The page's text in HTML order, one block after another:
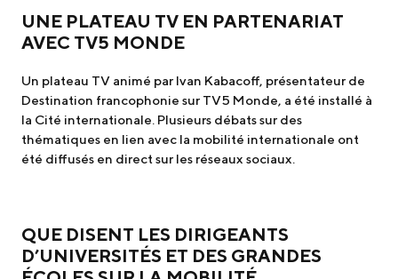
UNE PLATEAU TV EN PARTENARIAT
AVEC TV5 MONDE
Un plateau TV animé par Ivan Kabacoff, présentateur de
Destination francophonie sur TV5 Monde, a été installé à
la Cité internationale. Plusieurs débats sur des
thématiques en lien avec la mobilité internationale ont
été diffusés en direct sur les réseaux sociaux.
QUE DISENT LES DIRIGEANTS
D’UNIVERSITÉS ET DES GRANDES